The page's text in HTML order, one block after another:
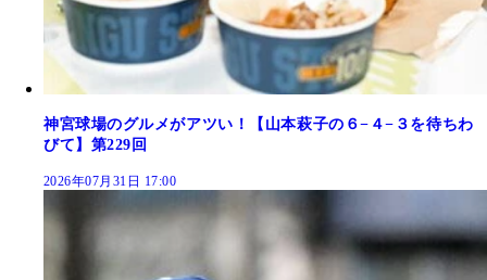
神宮球場のグルメがアツい！【山本萩子の６−４−３を待ちわ
びて】第229回
2026年07月31日 17:00